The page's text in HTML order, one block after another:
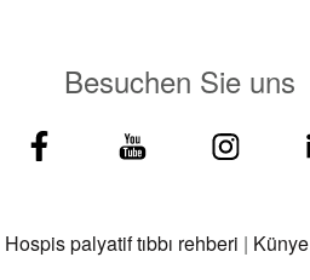
Besuchen Sie uns
Hospis palyatif tıbbı rehberi | Künye